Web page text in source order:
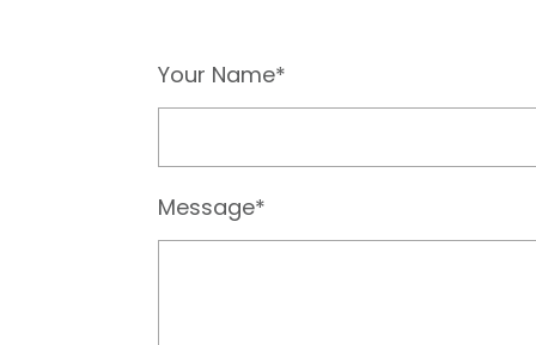
Your Name*
Message*